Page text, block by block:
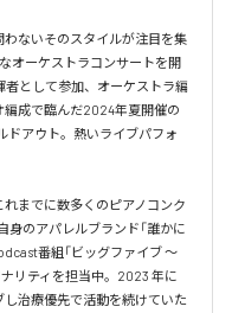
ないそのスタイルが注目を集
オーケストラコンサートを開
として参加、オーケストラ編
編成で臨んだ2024年夏開催の
ドアウト。熱いライブパフォ
までに数多くのピアノコンク
のアパレルブランド「誰かに
番組「ビッグファイブ 〜
リティを担当中。2023 年に
治療優先で活動を続けていた